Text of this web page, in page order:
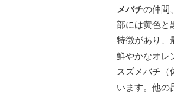
メバチの仲間、
部には黄色と
特徴があり、
鮮やかなオレ
スズメバチ（
います。他の